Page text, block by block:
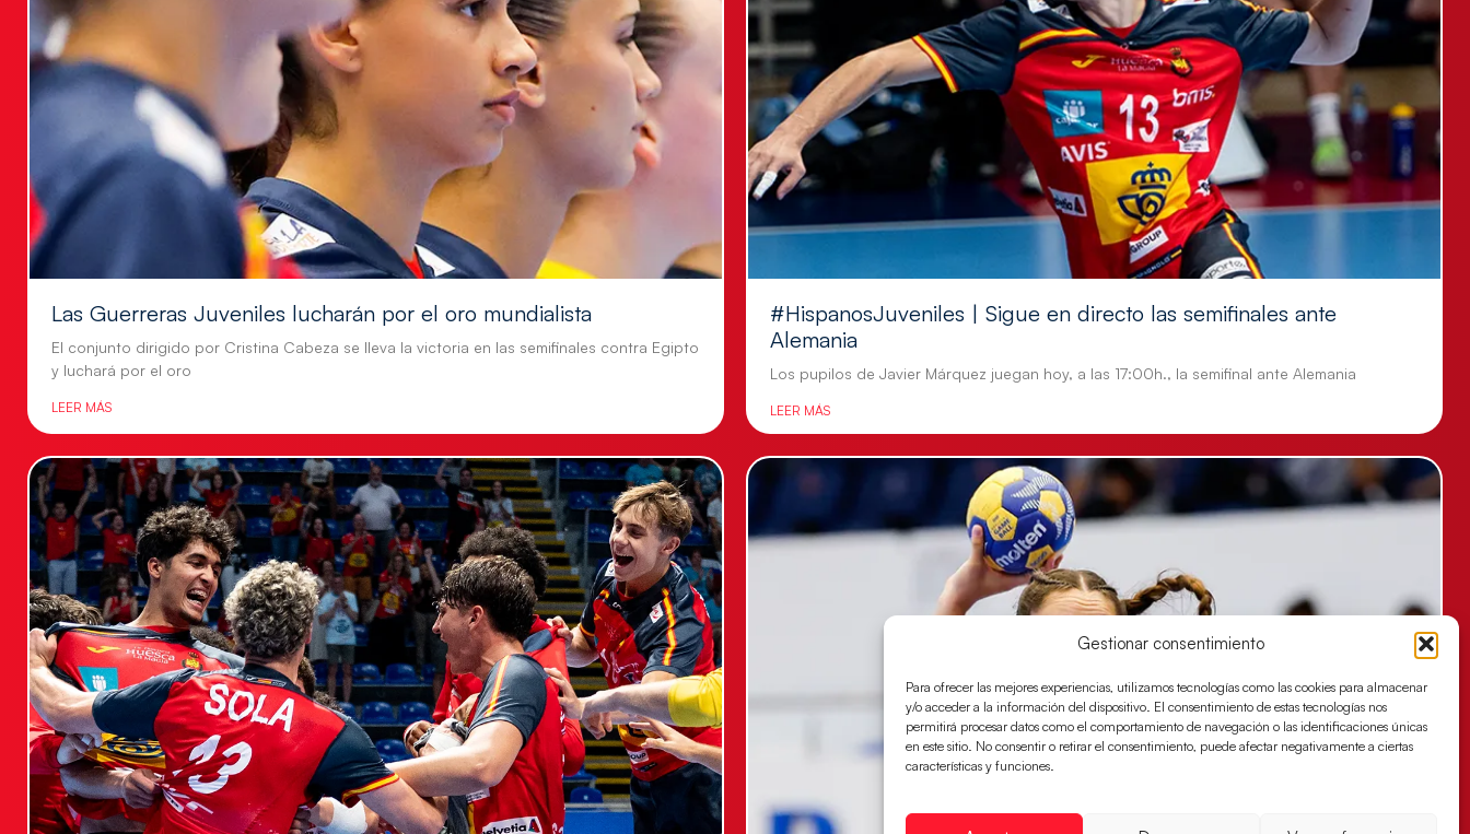
Gestionar consentimiento
Para ofrecer las mejores experiencias, utilizamos tecnologías como las cookies para almacenar
y/o acceder a la información del dispositivo. El consentimiento de estas tecnologías nos
permitirá procesar datos como el comportamiento de navegación o las identificaciones únicas
en este sitio. No consentir o retirar el consentimiento, puede afectar negativamente a ciertas
características y funciones.
Las Guerreras Juveniles lucharán por el oro mundialista
El conjunto dirigido por Cristina Cabeza se lleva la victoria en las semifinales contra Egipto
y luchará por el oro
LEER MÁS
#HispanosJuveniles | Sigue en directo las semifinales ante
Alemania
Los pupilos de Javier Márquez juegan hoy, a las 17:00h., la semifinal ante Alemania
LEER MÁS